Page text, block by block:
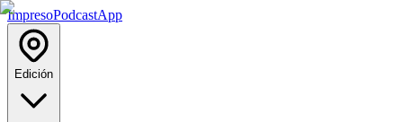
ImpresoPodcastApp
Edición